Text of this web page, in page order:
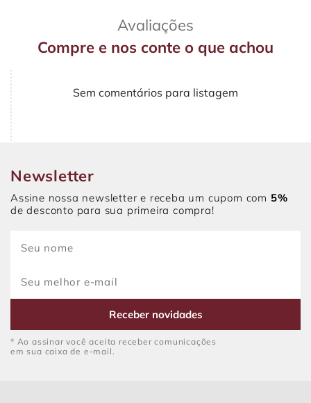
Avaliações
Compre e nos conte o que achou
Sem comentários para listagem
Newsletter
Assine nossa newsletter e receba um cupom com 5%
de desconto para sua primeira compra!
Receber novidades
* Ao assinar você aceita receber comunicações
em sua caixa de e-mail.